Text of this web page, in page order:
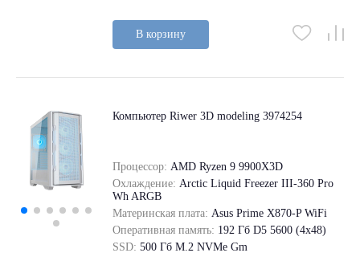
В корзину
Компьютер Riwer 3D modeling 3974254
Процессор: AMD Ryzen 9 9900X3D
Охлаждение: Arctic Liquid Freezer III-360 Pro
Wh ARGB
Материнская плата: Asus Prime X870-P WiFi
Оперативная память: 192 Гб D5 5600 (4х48)
SSD: 500 Гб M.2 NVMe Gm